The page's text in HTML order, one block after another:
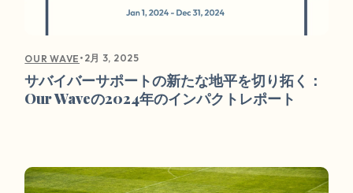
OUR WAVE • 2月 3, 2025
サバイバーサポートの新たな地平を切り拓く：
Our Waveの2024年のインパクトレポート